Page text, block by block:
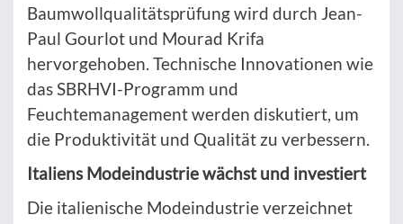
Baumwollqualitätsprüfung wird durch Jean-
Paul Gourlot und Mourad Krifa
hervorgehoben. Technische Innovationen wie
das SBRHVI-Programm und
Feuchtemanagement werden diskutiert, um
die Produktivität und Qualität zu verbessern.
Italiens Modeindustrie wächst und investiert
Die italienische Modeindustrie verzeichnet